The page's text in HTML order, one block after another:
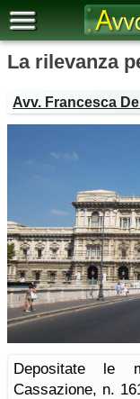
La rilevanza
Avv. Francesca
Depositate le
Cassazione, n.